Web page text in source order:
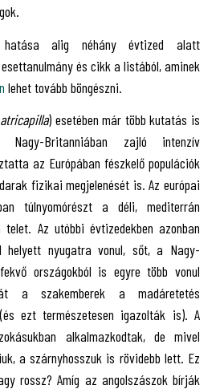
alig néhány évtized alatt
és cikk a listából, aminek
lehet tovább böngészni.
) esetében már több kutatás is
Britanniában zajló intenzív
az Európában fészkelő populációk
fizikai megjelenését is. Az európai
túlnyomórészt a déli, mediterrán
Az utóbbi évtizedekben azonban
helyett nyugatra vonul, sőt, a Nagy-
országokból is egyre több vonul
a szakemberek a madáretetés
ezt természetesen igazolták is). A
alkalmazkodtak, de mivel
a szárnyhosszuk is rövidebb lett. Ez
rossz? Amíg az angolszászok bírják